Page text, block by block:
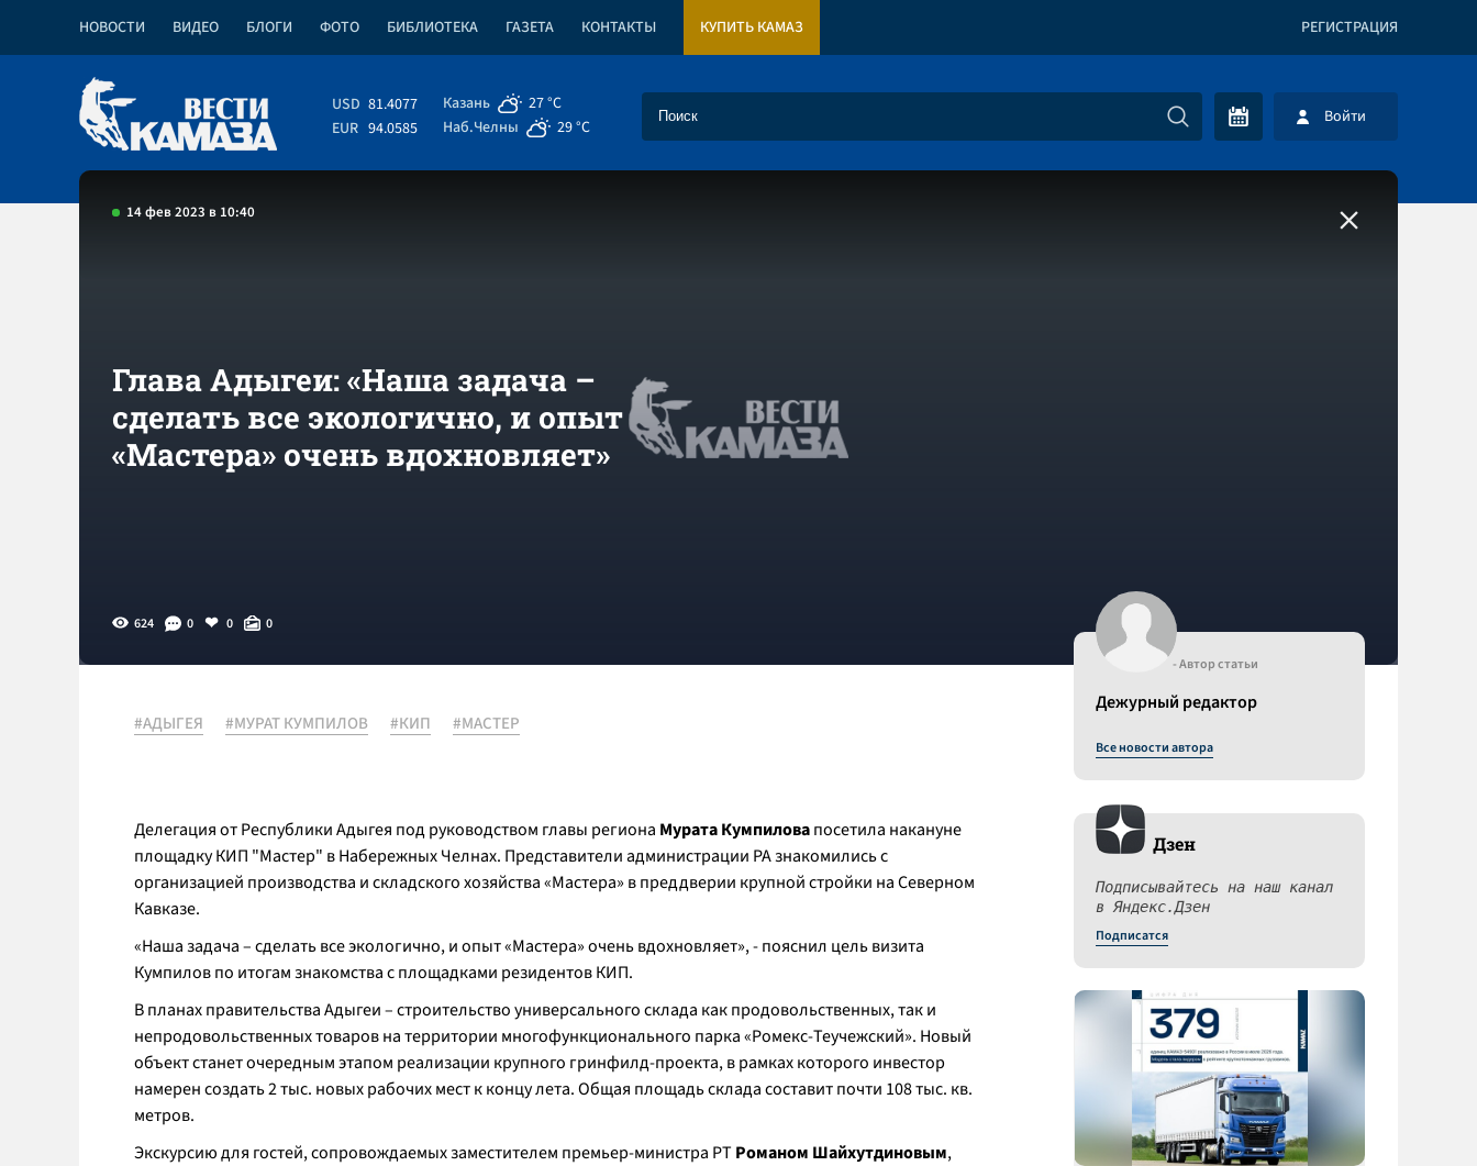
НОВОСТИ ВИДЕО БЛОГИ ФОТО БИБЛИОТЕКА ГАЗЕТА КОНТАКТЫ КУПИТЬ КАМАЗ РЕГИСТРАЦИЯ
USD 81.4077
EUR 94.0585
Казань
27 °C
Наб.Челны
29 °C Войти
14 фев 2023 в 10:40
Глава Адыгеи: «Наша задача –
сделать все экологично, и опыт
«Мастера» очень вдохновляет»
624 0 0 0
#АДЫГЕЯ #МУРАТ КУМПИЛОВ #КИП #МАСТЕР
Делегация от Республики Адыгея под руководством главы региона Мурата Кумпиловапосетила накануне
площадку КИП "Мастер" в Набережных Челнах. Представители администрации РА знакомились с
организацией производства и складского хозяйства «Мастера» в преддверии крупной стройки на Северном
Кавказе.
«Наша задача – сделать все экологично, и опыт «Мастера» очень вдохновляет», - пояснил цель визита
Кумпилов по итогам знакомства с площадками резидентов КИП.
В планах правительства Адыгеи – строительство универсального склада как продовольственных, так и
непродовольственных товаров на территории многофункционального парка «Ромекс-Теучежский». Новый
объект станет очередным этапом реализации крупного гринфилд-проекта, в рамках которого инвестор
намерен создать 2 тыс. новых рабочих мест к концу лета. Общая площадь склада составит почти 108 тыс. кв.
метров.
Экскурсию для гостей, сопровождаемых заместителем премьер-министра РТ Романом Шайхутдиновым,
- Автор статьи
Дежурный редактор
Все новости автора
Дзен
Подписывайтесь на наш канал
в Яндекс.Дзен
Подписатся